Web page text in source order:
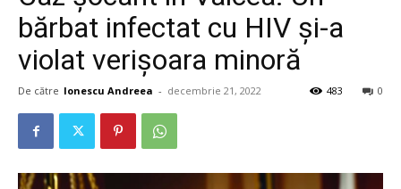
bărbat infectat cu HIV și-a
violat verișoara minoră
De către Ionescu Andreea - decembrie 21, 2022 0
483